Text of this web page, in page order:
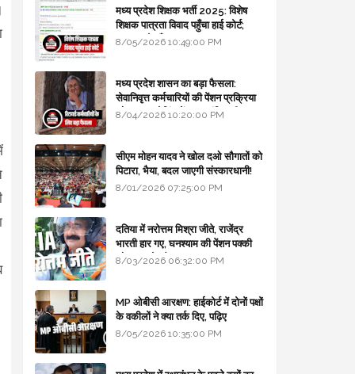
मध्य प्रदेश शिक्षक भर्ती 2025: विशेष
शिक्षक पात्रता विवाद पहुँचा हाई कोर्ट;
सरकार से माँगा जवाब
8/05/2026 10:49:00 PM
मध्य प्रदेश शासन का बड़ा फैसला:
सेवानिवृत्त कर्मचारियों की पेंशन प्रक्रिया
और बजट कोडिंग में हुए क्रांतिकारी
8/04/2026 10:20:00 PM
सीएम मोहन यादव ने खोल दओ सौगातों को
पिटारा, भैया, बदल जाएगी संस्कारधानी!
8/01/2026 07:25:00 PM
दतिया में नरोत्तम मिश्रा जीते, राजेंद्र
भारती हार गए, घनश्याम की पेंशन पक्की
और आशुतोष बैक टू...
8/03/2026 06:32:00 PM
MP ओबीसी आरक्षण: हाईकोर्ट में दोनों पक्षों
के वकीलों ने क्या तर्क दिए, पढ़िए
8/05/2026 10:35:00 PM